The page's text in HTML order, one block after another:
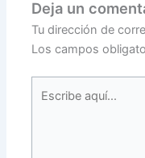
Deja un
Tu dirección de
Los campos
aquí...